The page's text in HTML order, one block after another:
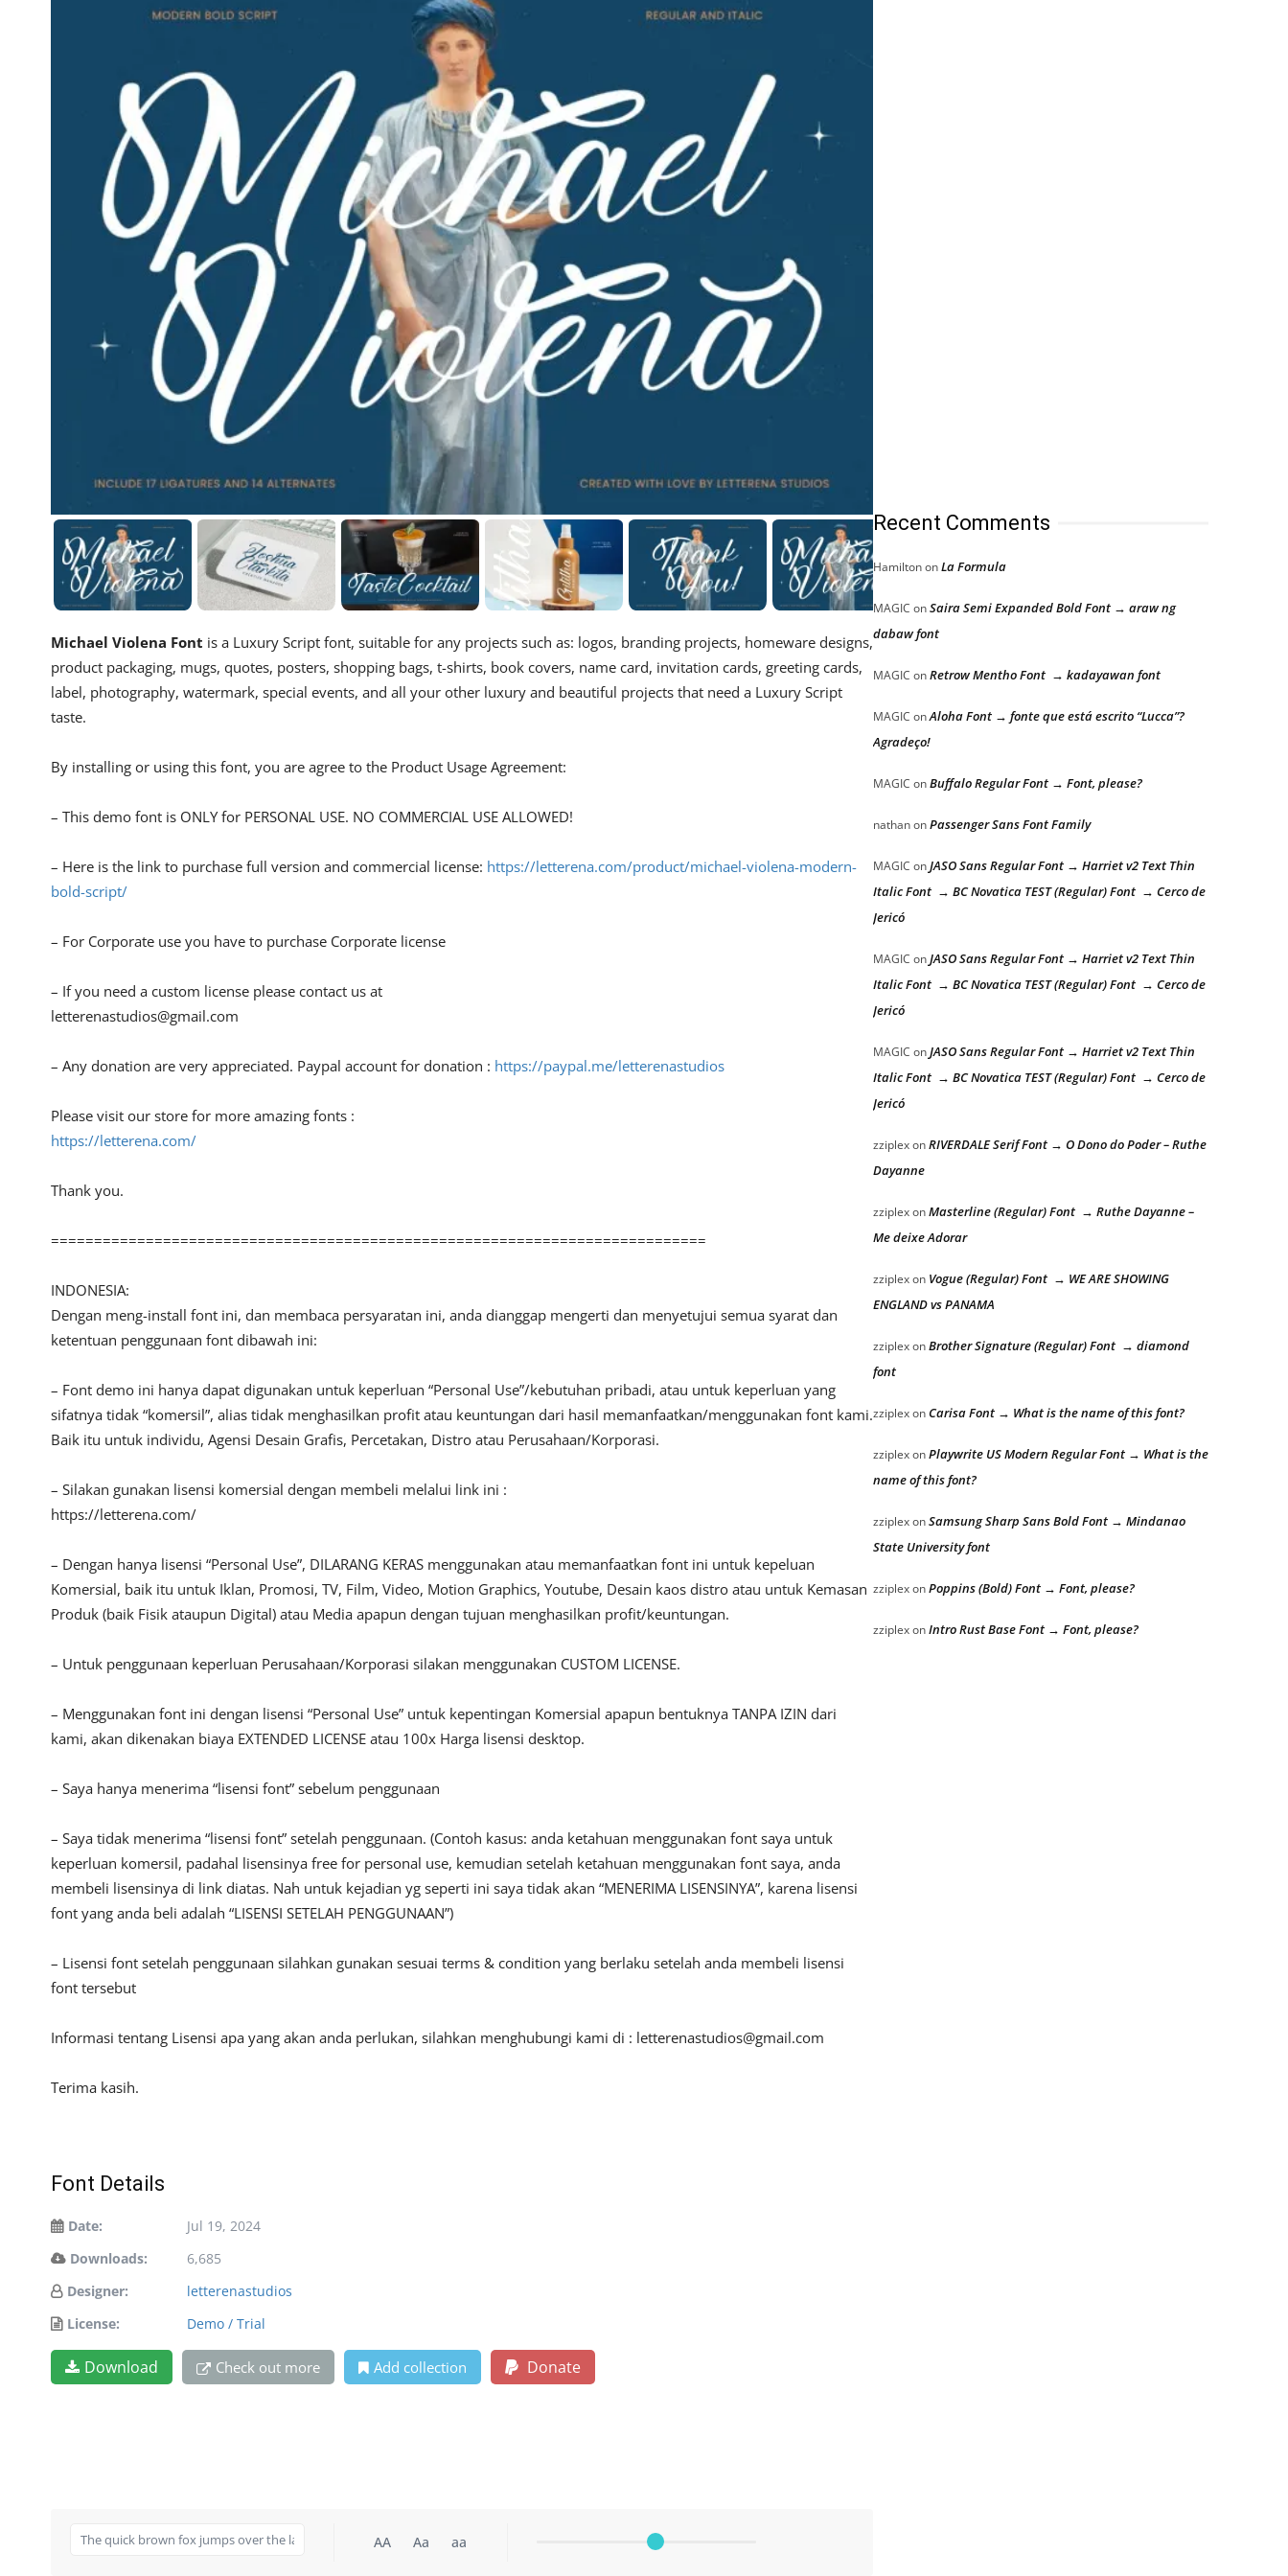
Michael Violena Font is a Luxury Script font, suitable for any projects such as: logos, branding projects, homeware designs,
product packaging, mugs, quotes, posters, shopping bags, t-shirts, book covers, name card, invitation cards, greeting cards,
label, photography, watermark, special events, and all your other luxury and beautiful projects that need a Luxury Script
taste.
By installing or using this font, you are agree to the Product Usage Agreement:
– This demo font is ONLY for PERSONAL USE. NO COMMERCIAL USE ALLOWED!
– Here is the link to purchase full version and commercial license: https://letterena.com/product/michael-violena-modern-
bold-script/
– For Corporate use you have to purchase Corporate license
– If you need a custom license please contact us at
letterenastudios@gmail.com
– Any donation are very appreciated. Paypal account for donation : https://paypal.me/letterenastudios
Please visit our store for more amazing fonts :
https://letterena.com/
Thank you.
============================================================================
INDONESIA:
Dengan meng-install font ini, dan membaca persyaratan ini, anda dianggap mengerti dan menyetujui semua syarat dan
ketentuan penggunaan font dibawah ini:
– Font demo ini hanya dapat digunakan untuk keperluan “Personal Use”/kebutuhan pribadi, atau untuk keperluan yang
sifatnya tidak “komersil”, alias tidak menghasilkan profit atau keuntungan dari hasil memanfaatkan/menggunakan font kami.
Baik itu untuk individu, Agensi Desain Grafis, Percetakan, Distro atau Perusahaan/Korporasi.
– Silakan gunakan lisensi komersial dengan membeli melalui link ini :
https://letterena.com/
– Dengan hanya lisensi “Personal Use”, DILARANG KERAS menggunakan atau memanfaatkan font ini untuk kepeluan
Komersial, baik itu untuk Iklan, Promosi, TV, Film, Video, Motion Graphics, Youtube, Desain kaos distro atau untuk Kemasan
Produk (baik Fisik ataupun Digital) atau Media apapun dengan tujuan menghasilkan profit/keuntungan.
– Untuk penggunaan keperluan Perusahaan/Korporasi silakan menggunakan CUSTOM LICENSE.
– Menggunakan font ini dengan lisensi “Personal Use” untuk kepentingan Komersial apapun bentuknya TANPA IZIN dari
kami, akan dikenakan biaya EXTENDED LICENSE atau 100x Harga lisensi desktop.
– Saya hanya menerima “lisensi font” sebelum penggunaan
– Saya tidak menerima “lisensi font” setelah penggunaan. (Contoh kasus: anda ketahuan menggunakan font saya untuk
keperluan komersil, padahal lisensinya free for personal use, kemudian setelah ketahuan menggunakan font saya, anda
membeli lisensinya di link diatas. Nah untuk kejadian yg seperti ini saya tidak akan “MENERIMA LISENSINYA”, karena lisensi
font yang anda beli adalah “LISENSI SETELAH PENGGUNAAN”)
– Lisensi font setelah penggunaan silahkan gunakan sesuai terms & condition yang berlaku setelah anda membeli lisensi
font tersebut
Informasi tentang Lisensi apa yang akan anda perlukan, silahkan menghubungi kami di : letterenastudios@gmail.com
Terima kasih.
Font Details
Date:
Jul 19, 2024
Downloads:
6,685
Designer:
letterenastudios
License:
Demo / Trial
Download Check out more Add collection Donate
AA Aa aa
Recent Comments
HamiltononLa Formula
MAGIC onSaira Semi Expanded Bold Font → araw ng
dabaw font
MAGIC onRetrow Mentho Font → kadayawan font
MAGIC onAloha Font → fonte que está escrito “Lucca”?
Agradeço!
MAGIC onBuffalo Regular Font → Font, please?
nathanonPassenger Sans Font Family
MAGIC onJASO Sans Regular Font → Harriet v2 Text Thin
Italic Font → BC Novatica TEST (Regular) Font → Cerco de
Jericó
MAGIC onJASO Sans Regular Font → Harriet v2 Text Thin
Italic Font → BC Novatica TEST (Regular) Font → Cerco de
Jericó
MAGIC onJASO Sans Regular Font → Harriet v2 Text Thin
Italic Font → BC Novatica TEST (Regular) Font → Cerco de
Jericó
zziplexonRIVERDALE Serif Font → O Dono do Poder – Ruthe
Dayanne
zziplexonMasterline (Regular) Font → Ruthe Dayanne –
Me deixe Adorar
zziplexon Vogue (Regular) Font → WE ARE SHOWING
ENGLAND vs PANAMA
zziplexonBrother Signature (Regular) Font → diamond
font
zziplexonCarisa Font → What is the name of this font?
zziplexonPlaywrite US Modern Regular Font → What is the
name of this font?
zziplexonSamsung Sharp Sans Bold Font → Mindanao
State University font
zziplexonPoppins (Bold) Font → Font, please?
zziplexonIntro Rust Base Font → Font, please?